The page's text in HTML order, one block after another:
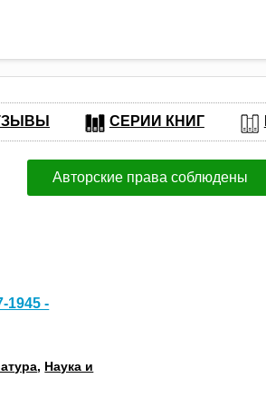
СЕРИИ КНИГ
Авторские права соблюдены
1945 -
, Наука и